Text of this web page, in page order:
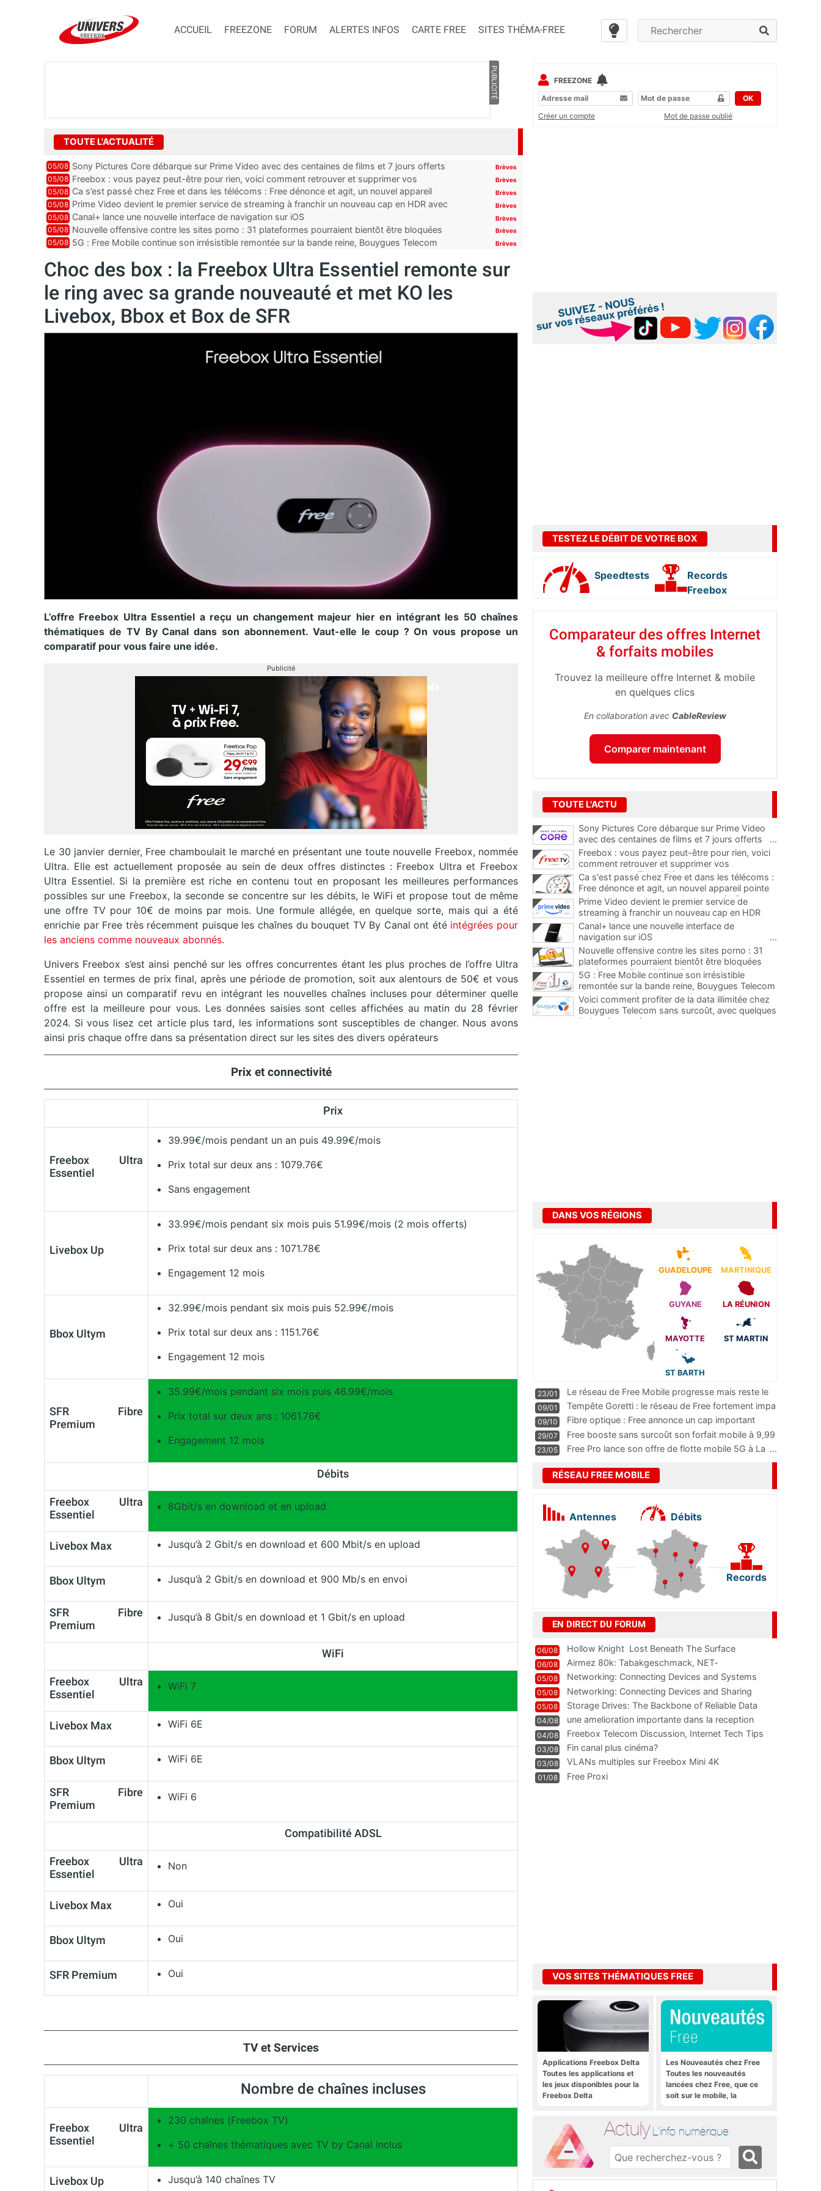
ACCUEIL FREEZONE FORUM ALERTES INFOS CARTE FREE SITES THÉMA-FREE
PUBLICITÉ
TOUTE L'ACTUALITÉ
05/08 Sony Pictures Core débarque sur Prime Video avec des centaines de films et 7 jours offerts Brèves
05/08 Freebox : vous payez peut-être pour rien, voici comment retrouver et supprimer vos
abonnements TV oubliés
Brèves
05/08 Ca s’est passé chez Free et dans les télécoms : Free dénonce et agit, un nouvel appareil
pointe le bout de...
Brèves
05/08 Prime Video devient le premier service de streaming à franchir un nouveau cap en HDR avec
ce lancement
Brèves
05/08 Canal+ lance une nouvelle interface de navigation sur iOS Brèves
05/08 Nouvelle offensive contre les sites porno : 31 plateformes pourraient bientôt être bloquées
par Orange, Free, SF...
Brèves
05/08 5G : Free Mobile continue son irrésistible remontée sur la bande reine, Bouygues Telecom
Brèves
Choc des box : la Freebox Ultra Essentiel remonte sur
le ring avec sa grande nouveauté et met KO les
Livebox, Bbox et Box de SFR
L’offre Freebox Ultra Essentiel a reçu un changement majeur hier en intégrant les 50 chaînes
thématiques de TV By Canal dans son abonnement. Vaut-elle le coup ? On vous propose un
comparatif pour vous faire une idée.
Publicité
Le 30 janvier dernier, Free chamboulait le marché en présentant une toute nouvelle Freebox, nommée
Ultra. Elle est actuellement proposée au sein de deux offres distinctes : Freebox Ultra et Freebox
Ultra Essentiel. Si la première est riche en contenu tout en proposant les meilleures performances
possibles sur une Freebox, la seconde se concentre sur les débits, le WiFi et propose tout de même
une offre TV pour 10€ de moins par mois. Une formule allégée, en quelque sorte, mais qui a été
enrichie par Free très récemment puisque les chaînes du bouquet TV By Canal ont été intégrées pour
les anciens comme nouveaux abonnés.
Univers Freebox s’est ainsi penché sur les offres concurrentes étant les plus proches de l’offre Ultra
Essentiel en termes de prix final, après une période de promotion, soit aux alentours de 50€ et vous
propose ainsi un comparatif revu en intégrant les nouvelles chaînes incluses pour déterminer quelle
offre est la meilleure pour vous. Les données saisies sont celles affichées au matin du 28 février
2024. Si vous lisez cet article plus tard, les informations sont susceptibles de changer. Nous avons
ainsi pris chaque offre dans sa présentation direct sur les sites des divers opérateurs
Prix et connectivité
Prix
Freebox Ultra
Essentiel
39.99€/mois pendant un an puis 49.99€/mois
Prix total sur deux ans : 1079.76€
Sans engagement
Livebox Up
33.99€/mois pendant six mois puis 51.99€/mois (2 mois offerts)
Prix total sur deux ans : 1071.78€
Engagement 12 mois
Bbox Ultym
32.99€/mois pendant six mois puis 52.99€/mois
Prix total sur deux ans : 1151.76€
Engagement 12 mois
SFR Fibre
Premium
35.99€/mois pendant six mois puis 46.99€/mois
Prix total sur deux ans : 1061.76€
Engagement 12 mois
Débits
Freebox Ultra
Essentiel
8Gbit/s en download et en upload
Livebox Max Jusqu’à 2 Gbit/s en download et 600 Mbit/s en upload
Bbox Ultym Jusqu’à 2 Gbit/s en download et 900 Mb/s en envoi
SFR Fibre
Premium
Jusqu’à 8 Gbit/s en download et 1 Gbit/s en upload
WiFi
Freebox Ultra
Essentiel
WiFi 7
Livebox Max WiFi 6E
Bbox Ultym WiFi 6E
SFR Fibre
Premium
WiFi 6
Compatibilité ADSL
Freebox Ultra
Essentiel
Non
Livebox Max Oui
Bbox Ultym Oui
SFR Premium Oui
TV et Services
Nombre de chaînes incluses
Freebox Ultra
Essentiel
230 chaînes (Freebox TV)
+ 50 chaînes thématiques avec TV by Canal inclus
Livebox Up Jusqu’à 140 chaînes TV
FREEZONE
OK
Créer un compte
Mot de passe oublié
TESTEZ LE DÉBIT DE VOTRE BOX
Speedtests
Records
Freebox
Comparateur des offres Internet
& forfaits mobiles
Trouvez la meilleure offre Internet & mobile
en quelques clics
En collaboration avec CableReview
Comparer maintenant
TOUTE L'ACTU
Sony Pictures Core débarque sur Prime Video
avec des centaines de films et 7 jours offerts
...
Freebox : vous payez peut-être pour rien, voici
comment retrouver et supprimer vos
abonnements TV oubliés
...
Ca s'est passé chez Free et dans les télécoms :
Free dénonce et agit, un nouvel appareil pointe
le bout de son nez chez des abonnés Freebox...
Prime Video devient le premier service de
streaming à franchir un nouveau cap en HDR
avec ce lancement
Canal+ lance une nouvelle interface de
navigation sur iOS
...
Nouvelle offensive contre les sites porno : 31
plateformes pourraient bientôt être bloquées
par Orange, Free, SFR et Bouygues
5G : Free Mobile continue son irrésistible
remontée sur la bande reine, Bouygues Telecom
plus que jamais sous pression
Voici comment profiter de la data illimitée chez
Bouygues Telecom sans surcoût, avec quelques
limites à connaître
DANS VOS RÉGIONS
GUADELOUPE MARTINIQUE
GUYANE LA RÉUNION
MAYOTTE ST MARTIN
ST BARTH
23/01
Le réseau de Free Mobile progresse mais reste le
m
...
09/01
Tempête Goretti : le réseau de Free fortement impa
09/10
Fibre optique : Free annonce un cap important
pass
...
29/07
Free booste sans surcoût son forfait mobile à 9,99
23/05 Free Pro lance son offre de flotte mobile 5G à La ...
RÉSEAU FREE MOBILE
Antennes Débits
Records
EN DIRECT DU FORUM
06/08 Hollow Knight  Lost Beneath The Surface
06/08
Airmez 80k: Tabakgeschmack, NET-
Technologie und Leistung im
05/08 Networking: Connecting Devices and Systems
05/08
Networking: Connecting Devices and Sharing
Information
05/08
Storage Drives: The Backbone of Reliable Data
Management
04/08
une amelioration importante dans la reception
WIFI
04/08
Freebox Telecom Discussion, Internet Tech Tips
Communi
03/08 Fin canal plus cinéma?
03/08 VLANs multiples sur Freebox Mini 4K
01/08 Free Proxi
VOS SITES THÉMATIQUES FREE
Applications Freebox Delta
Toutes les applications et
les jeux disponibles pour la
Freebox Delta
Les Nouveautés chez Free
Toutes les nouveautés
lancées chez Free, que ce
soit sur le mobile, la
Actuly L'info numérique